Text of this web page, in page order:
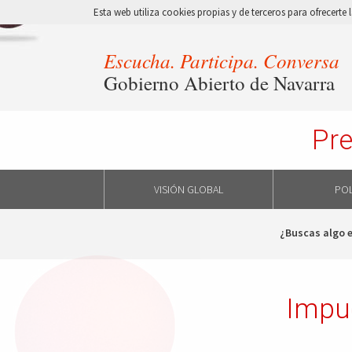
Esta web utiliza cookies propias y de terceros para
Escucha. Participa. Conversa
Gobierno Abierto de Navarra
VISIÓN GLOBAL
¿Buscas algo